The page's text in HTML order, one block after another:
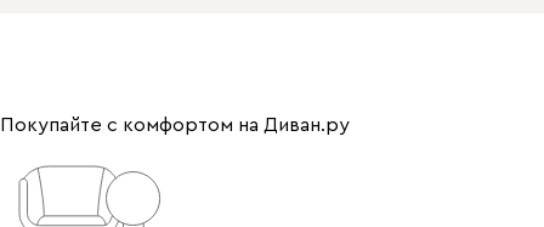
Покупайте с комфортом на Диван.ру